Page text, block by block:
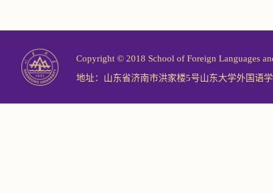
Copyright © 2018 School of Foreign Languages
地址：山东省济南市洪家楼5号山东大学外国语